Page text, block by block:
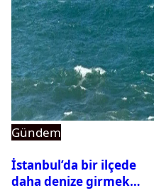
Gündem
İstanbul’da bir ilçede
daha denize girmek